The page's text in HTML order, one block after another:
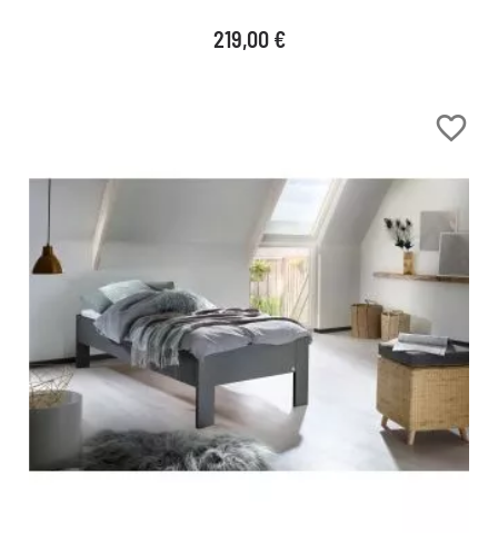
Prix
219,00 €
favorite_border